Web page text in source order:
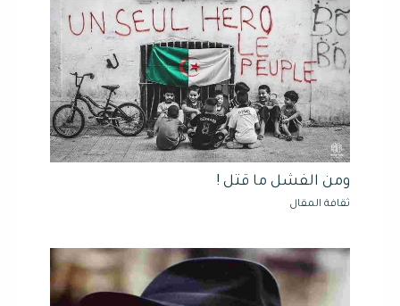
ومن الفشل ما قتل !
ثقافة المقال